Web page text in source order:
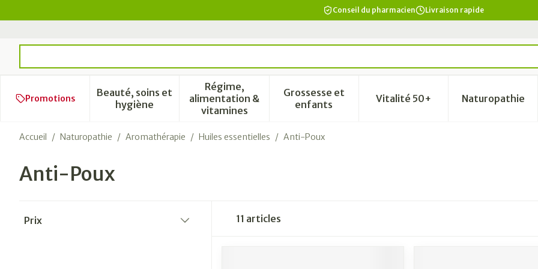
Conseil du pharmacien Livraison rapide
Promotions
Beauté, soins et
hygièneAfficher le sous-menu pour la catégorie Beauté, soins et hygiène
Régime,
alimentation &
vitamines
Afficher le sous-menu pour la catégorie Régime, alimentation &
Grossesse et
enfantsAfficher le sous-menu pour la catégorie
Vitalité 50+Afficher le sous-menu pour
Naturopathie
Afficher
Accueil / Naturopathie / Aromathérapie / Huiles essentielles / Anti-Poux
Anti-Poux
Prix
11 articles